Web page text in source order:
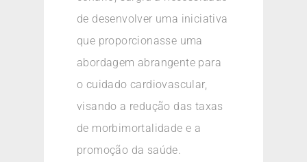
de desenvolver uma iniciativa
que proporcionasse uma
abordagem abrangente para
o cuidado cardiovascular,
visando a redução das taxas
de morbimortalidade e a
promoção da saúde.